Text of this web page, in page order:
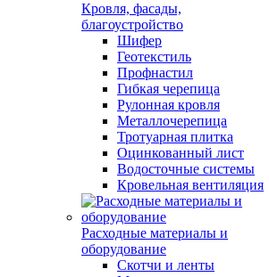
Кровля, фасады,
благоустройство
Шифер
Геотекстиль
Профнастил
Гибкая черепица
Рулонная кровля
Металлочерепица
Тротуарная плитка
Оцинкованный лист
Водосточные системы
Кровельная вентиляция
Расходные материалы и
оборудование
Скотчи и ленты